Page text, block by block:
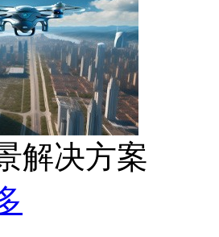
解决方案